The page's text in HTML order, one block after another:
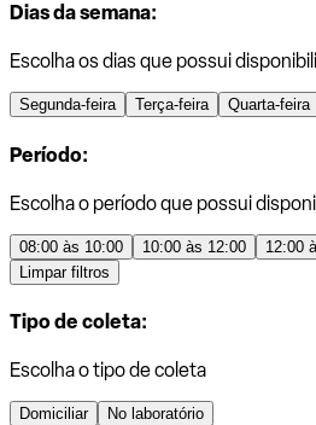
Dias da semana:
Escolha os dias que possui
Segunda-feira Terça-feira Quarta-feira
Período:
Escolha o período que possui
08:00 às 10:00 10:00 às 12:00 12:00
Limpar filtros
Tipo de coleta:
Escolha o tipo de coleta
Domiciliar No laboratório